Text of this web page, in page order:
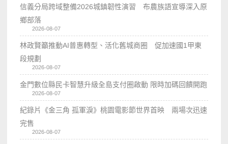
信義分局跨域整備2026城鎮韌性演習 布農族語宣導深入原
鄉部落
2026-08-07
林政賢籲推動AI普惠轉型、活化舊城商圈 促加速國1甲東
段規劃
2026-08-07
金門數位縣民卡智慧升級全島支付圈啟動 限時加碼回饋開跑
2026-08-07
紀錄片《金三角 孤軍淚》桃園電影節世界首映 兩場次迅速
完售
2026-08-07